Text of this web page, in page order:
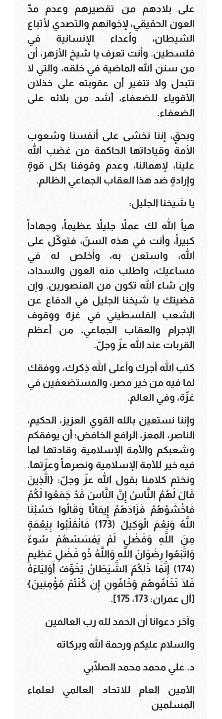
على بلادهم من تقصيرهم وعدم مدّ
العون الحقيقي، لإخوانهم والتصدي لأتباع
الشيطان، وأعداء الإنسانية في
فلسطين. وأنت تعرف يا شيخ الأزهر، أن
من سنن الله الماضية في خلقه، والتي لا
تتبدل ولا تتغير أن عقوبته على خذلان
الأقوياء للضعفاء، أشد من بلائه على
الضعفاء.
وبحقٍ، إننا نخشى على أنفسنا وشعوب
الأمة وقياداتها الحاكمة من غضب الله
علينا، لإهمالنا، وعدم وقوفنا بكل قوةٍ
وإرادةٍ ضد هذا العقاب الجماعي الظالم.
يا شيخنا الجليل:
هيأ الله لك عملاً جليلاً عظيماً، وجهاداً
كبيراً، وأنت في هذه السنّ، فتوكّل على
الله، واستعن به، وأخلص له في
مساعيك، واطلب منه العون والسداد،
وإن شاء الله تكون من المنصورين. وإن
قضيتك يا شيخنا الجليل في الدفاع عن
الشعب الفلسطيني في غزة ووقوف
الإجرام والعقاب الجماعي، من أعظم
القربات عند الله عزّ وجلّ.
كتب الله أجرك وأعلى الله ذِكرك، ووفقك
لما فيه من خير مصر، والمستضعفين في
غزّة، وفي العالم.
وإننا نستعين بالله القوي العزيز، الحكيم،
الناصر، المعز، الرافع الخافض؛ أن يوفقكم
وشعبكم والأمة الإسلامية وقادتها لما
فيه خير للأمة الإسلامية ونصرهاً وعزّتها.
ونختم كلامنا بقول الله عزّ وجلّ: {الَّذِينَ
قَالَ لَهُمُ النَّاسُ إِنَّ النَّاسَ قَدْ جَمَعُوا لَكُمْ
فَاخْشَوْهُمْ فَزَادَهُمْ إِيمَانًا وَقَالُوا حَسْبُنَا
اللَّهُ وَنِعْمَ الْوَكِيلُ (173) فَانْقَلَبُوا بِنِعْمَةٍ
مِنَ اللَّهِ وَفَضْلٍ لَمْ يَمْسَسْهُمْ سُوءٌ
وَاتَّبَعُوا رِضْوَانَ اللَّهِ وَاللَّهُ ذُو فَضْلٍ عَظِيمٍ
(174) إِنَّمَا ذَلِكُمُ الشَّيْطَانُ يُخَوِّفُ أَوْلِيَاءَهُ
فَلَا تَخَافُوهُمْ وَخَافُونِ إِنْ كُنْتُمْ مُؤْمِنِينَ}
[آل عمران: 173، 175].
وآخر دعوانا أن الحمد لله رب العالمين
والسلام عليكم ورحمة الله وبركاته
د. علي محمد محمد الصلّابي
الأمين العام للاتحاد العالمي لعلماء
المسلمين